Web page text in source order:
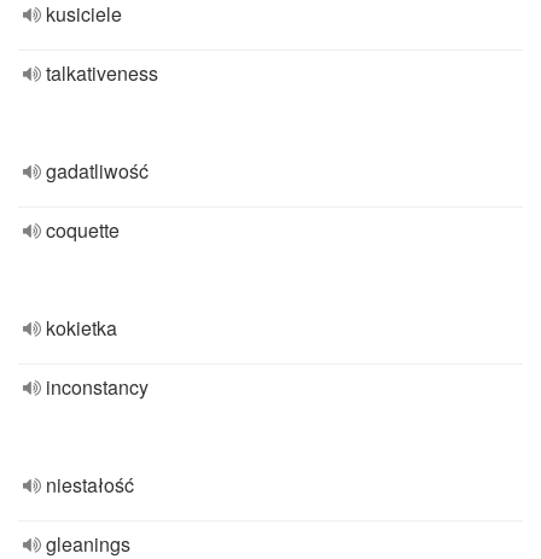
kusiciele
talkativeness
gadatliwość
coquette
kokietka
inconstancy
niestałość
gleanings